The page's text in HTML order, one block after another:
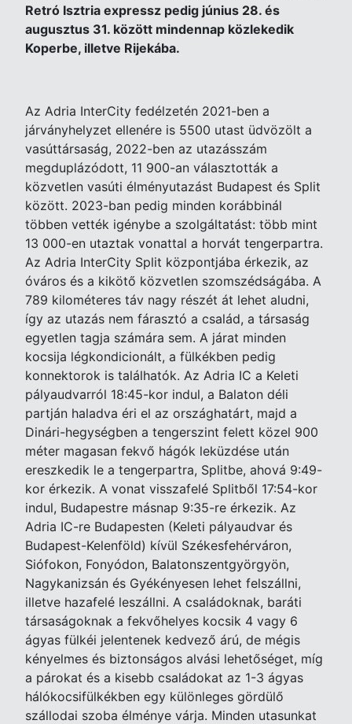
Retró Isztria expressz pedig június 28. és
augusztus 31. között mindennap közlekedik
Koperbe, illetve Rijekába.
Az Adria InterCity fedélzetén 2021-ben a
járványhelyzet ellenére is 5500 utast üdvözölt a
vasúttársaság, 2022-ben az utazásszám
megduplázódott, 11 900-an választották a
közvetlen vasúti élményutazást Budapest és Split
között. 2023-ban pedig minden korábbinál
többen vették igénybe a szolgáltatást: több mint
13 000-en utaztak vonattal a horvát tengerpartra.
Az Adria InterCity Split központjába érkezik, az
óváros és a kikötő közvetlen szomszédságába. A
789 kilométeres táv nagy részét át lehet aludni,
így az utazás nem fárasztó a család, a társaság
egyetlen tagja számára sem. A járat minden
kocsija légkondicionált, a fülkékben pedig
konnektorok is találhatók. Az Adria IC a Keleti
pályaudvarról 18:45-kor indul, a Balaton déli
partján haladva éri el az országhatárt, majd a
Dinári-hegységben a tengerszint felett közel 900
méter magasan fekvő hágók leküzdése után
ereszkedik le a tengerpartra, Splitbe, ahová 9:49-
kor érkezik. A vonat visszafelé Splitből 17:54-kor
indul, Budapestre másnap 9:35-re érkezik. Az
Adria IC-re Budapesten (Keleti pályaudvar és
Budapest-Kelenföld) kívül Székesfehérváron,
Siófokon, Fonyódon, Balatonszentgyörgyön,
Nagykanizsán és Gyékényesen lehet felszállni,
illetve hazafelé leszállni. A családoknak, baráti
társaságoknak a fekvőhelyes kocsik 4 vagy 6
ágyas fülkéi jelentenek kedvező árú, de mégis
kényelmes és biztonságos alvási lehetőséget, míg
a párokat és a kisebb családokat az 1-3 ágyas
hálókocsifülkékben egy különleges gördülő
szállodai szoba élménye várja. Minden utasunkat